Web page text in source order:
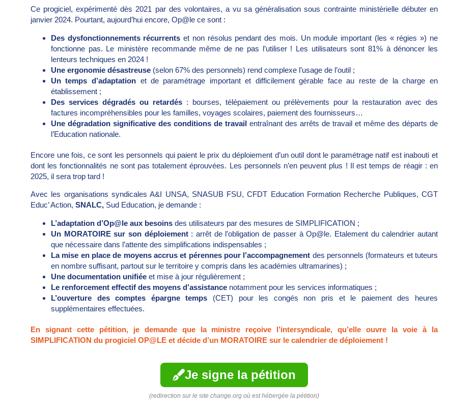
Ce progiciel, expérimenté dès 2021 par des volontaires, a vu sa généralisation sous contrainte ministérielle débuter en
janvier 2024. Pourtant, aujourd’hui encore, Op@le ce sont :
Des dysfonctionnements récurrents et non résolus pendant des mois. Un module important (les « régies ») ne
fonctionne pas. Le ministère recommande même de ne pas l’utiliser ! Les utilisateurs sont 81% à dénoncer les
lenteurs techniques en 2024 !
Une ergonomie désastreuse (selon 67% des personnels) rend complexe l’usage de l’outil ;
Un temps d’adaptation et de paramétrage important et difficilement gérable face au reste de la charge en
établissement ;
Des services dégradés ou retardés: bourses, télépaiement ou prélèvements pour la restauration avec des
factures incompréhensibles pour les familles, voyages scolaires, paiement des fournisseurs…
Une dégradation significative des conditions de travailentraînant des arrêts de travail et même des départs de
l’Education nationale.
Encore une fois, ce sont les personnels qui paient le prix du déploiement d’un outil dont le paramétrage natif est inabouti et
dont les fonctionnalités ne sont pas totalement éprouvées. Les personnels n’en peuvent plus ! Il est temps de réagir : en
2025, il sera trop tard !
Avec les organisations syndicales A&I UNSA, SNASUB FSU, CFDT Education Formation Recherche Publiques, CGT
Educ’ Action, SNALC, Sud Education, je demande :
L’adaptation d’Op@le aux besoins des utilisateurs par des mesures de SIMPLIFICATION ;
Un MORATOIRE sur son déploiement: arrêt de l’obligation de passer à Op@le. Etalement du calendrier autant
que nécessaire dans l’attente des simplifications indispensables ;
La mise en place de moyens accrus et pérennes pour l’accompagnement des personnels (formateurs et tuteurs
en nombre suffisant, partout sur le territoire y compris dans les académies ultramarines) ;
Une documentation unifiée et mise à jour régulièrement ;
Le renforcement effectif des moyens d’assistance notamment pour les services informatiques ;
L’ouverture des comptes épargne temps (CET) pour les congés non pris et le paiement des heures
supplémentaires effectuées.
En signant cette pétition, je demande que la ministre reçoive l’intersyndicale, qu’elle ouvre la voie à la
SIMPLIFICATION du progiciel OP@LE et décide d’un MORATOIRE sur le calendrier de déploiement !
Je signe la pétition
(redirection sur le site change.org où est hébergée la pétition)